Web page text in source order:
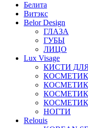
Белита
Витэкс
Belor Design
ГЛАЗА
ГУБЫ
ЛИЦО
Lux Visage
КИСТИ
НОГТИ
Relouis